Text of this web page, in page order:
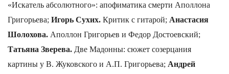
«Искатель абсолютного»: апофиматика смерти Аполлона
Григорьева; Игорь Сухих. Критик с гитарой; Анастасия
Шолохова. Аполлон Григорьев и Федор Достоевский;
Татьяна Зверева. Две Мадонны: сюжет созерцания
картины у В. Жуковского и А.П. Григорьева; Андрей